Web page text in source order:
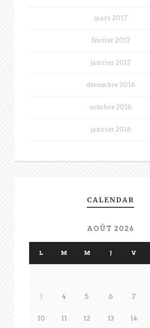
mars 2017
février 2017
janvier 2017
décembre 2016
octobre 2016
janvier 2016
CALENDAR
AOÛT 2026
L M M J V
3 4 5 6 7
10 11 12 13 14